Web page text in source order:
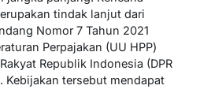
tindak lanjut dari
Nomor 7 Tahun 2021
Perpajakan (UU HPP)
Republik Indonesia (DPR
Kebijakan tersebut mendapat